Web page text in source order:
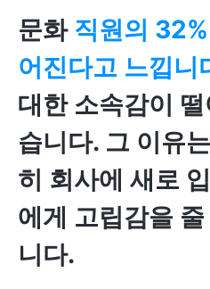
문화 직원의
어진다고 느낍니
대한 소속감이
습니다. 그 이유
히 회사에 새로
에게 고립감을
니다.